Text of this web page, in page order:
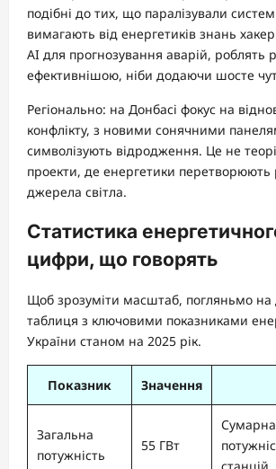
подібні до тих, що паралізували
вимагають від енергетиків знань
AI для прогнозування аварій, роблять
ефективнішою, ніби додаючи шосте
Регіонально: на Донбасі фокус на
конфлікту, з новими сонячними
символізують відродження. Це не
проекти, де енергетики перетворюють
джерела світла.
Статистика
цифри, що говорять
Щоб зрозуміти масштаб, погляньмо на
таблиця з ключовими показниками
України станом на 2025 рік.
Показник Значення
Загальна
потужність
55 ГВт
станцій